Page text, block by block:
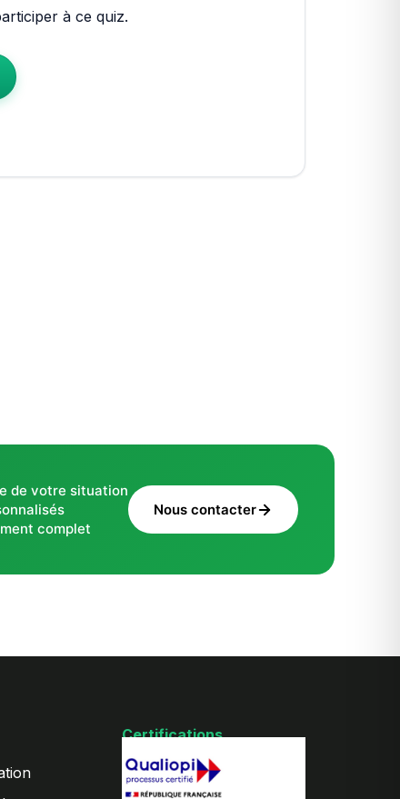
à ce quiz.
de votre situation
complet
Nous contacter
Certifications